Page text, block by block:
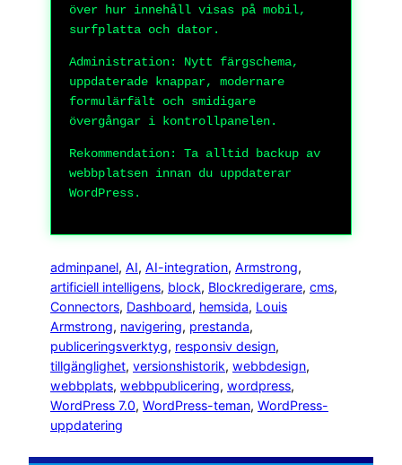
över hur innehåll visas på mobil,
surfplatta och dator.
Administration: Nytt färgschema,
uppdaterade knappar, modernare
formulärfält och smidigare
övergångar i kontrollpanelen.
Rekommendation: Ta alltid backup av
webbplatsen innan du uppdaterar
WordPress.
adminpanel, AI, AI-integration, Armstrong
artificiell intelligens, block, Blockredigerare, cms
Connectors, Dashboard, hemsida, Louis
Armstrong, navigering, prestanda
publiceringsverktyg, responsiv design
tillgänglighet, versionshistorik, webbdesign
webbplats, webbpublicering, wordpress
WordPress 7.0, WordPress-teman, WordPress-
uppdatering